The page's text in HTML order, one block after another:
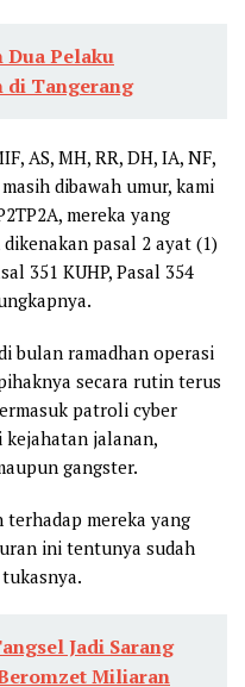
Pelaku
di Tangerang
AS, MH, RR, DH, IA, NF,
dibawah umur, kami
mereka yang
pasal 2 ayat (1)
351 KUHP, Pasal 354
bulan ramadhan operasi
secara rutin terus
patroli cyber
kejahatan jalanan,
gangster.
terhadap mereka yang
ini tentunya sudah
Jadi Sarang
Miliaran